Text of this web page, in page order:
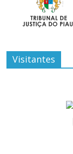
Visitantes